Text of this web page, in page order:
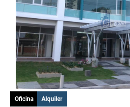
Oficina Alquiler